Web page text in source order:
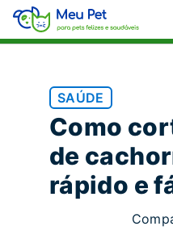
SAÚDE
Como
de
rápido e